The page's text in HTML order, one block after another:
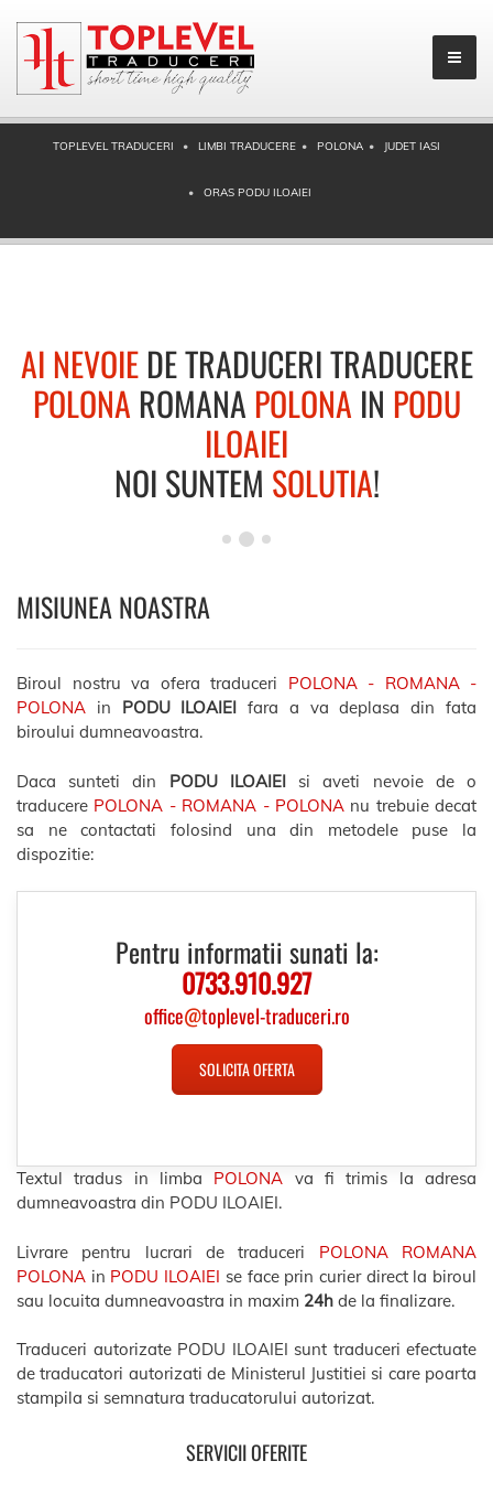
TOPLEVEL TRADUCERI LIMBI TRADUCERE POLONA JUDET IASI
ORAS PODU ILOAIEI
AI NEVOIEDE TRADUCERI TRADUCERE
POLONA ROMANA POLONA IN PODU
ILOAIEI
NOI SUNTEM SOLUTIA!
MISIUNEA NOASTRA
Biroul nostru va ofera traduceri POLONA - ROMANA -
POLONA in PODU ILOAIEI fara a va deplasa din fata
biroului dumneavoastra.
Daca sunteti din PODU ILOAIEIsi aveti nevoie de o
traducere POLONA - ROMANA - POLONAnu trebuie decat
sa ne contactati folosind una din metodele puse la
dispozitie:
Pentru informatii sunati la:
0733.910.927
office@toplevel-traduceri.ro
SOLICITA OFERTA
Textul tradus in limba POLONA va fi trimis la adresa
dumneavoastra din PODU ILOAIEI.
Livrare pentru lucrari de traduceri POLONA ROMANA
POLONA in PODU ILOAIEI se face prin curier direct la biroul
sau locuita dumneavoastra in maxim 24h de la finalizare.
Traduceri autorizate PODU ILOAIEI sunt traduceri efectuate
de traducatori autorizati de Ministerul Justitiei si care poarta
stampila si semnatura traducatorului autorizat.
SERVICII OFERITE